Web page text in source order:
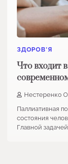
ЗДОРОВ'Я
Что входит
Нестеренко
Паллиативная
состояния
Главной